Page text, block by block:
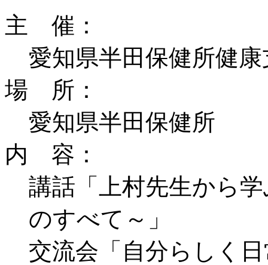
主 催：
愛知県半田保健所健
場 所：
愛知県半田保健所
内 容：
講話「上村先生から
のすべて～」
交流会「自分らしく